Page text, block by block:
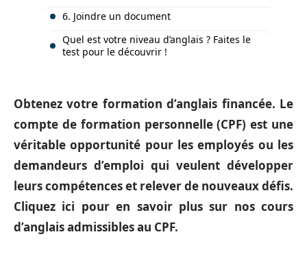
6. Joindre un document
Quel est votre niveau d’anglais ? Faites le
test pour le découvrir !
Obtenez votre formation d’anglais financée. Le
compte de formation personnelle (CPF) est une
véritable opportunité pour les employés ou les
demandeurs d’emploi qui veulent développer
leurs compétences et relever de nouveaux défis.
Cliquez ici pour en savoir plus sur nos cours
d’anglais admissibles au CPF.